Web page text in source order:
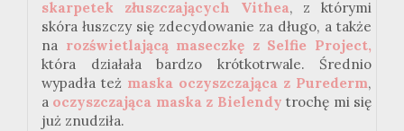
skarpetek złuszczających Vithea, z którymi
skóra łuszczy się zdecydowanie za długo, a także
na rozświetlającą maseczkę z Selfie Project,
która działała bardzo krótkotrwale. Średnio
wypadła też maska oczyszczająca z Purederm,
a oczyszczająca maska z Bielendy trochę mi się
już znudziła.